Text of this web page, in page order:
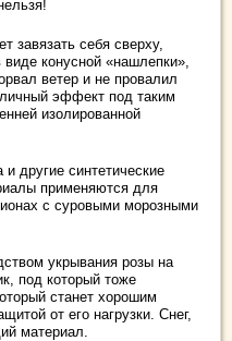
завязать себя сверху,
конусной «нашлепки»,
ветер и не провалил
эффект под таким
изолированной
другие синтетические
применяются для
с суровыми морозными
укрывания розы на
под который тоже
станет хорошим
от его нагрузки. Снег,
материал.